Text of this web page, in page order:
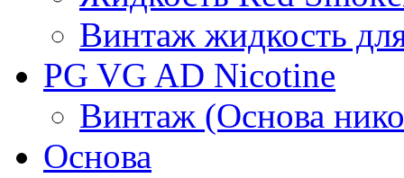
Винтаж жидкость
PG VG AD Nicotine
Винтаж (Основа
Основа